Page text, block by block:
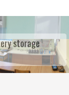
WOWSlider.com
storage